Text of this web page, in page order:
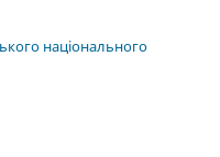
національного